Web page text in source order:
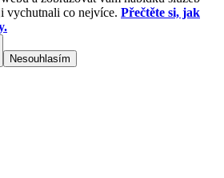
vychutnali co nejvíce. Přečtěte si, jak
Nesouhlasím